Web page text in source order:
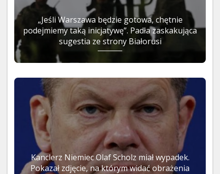
„Jeśli Warszawa będzie gotowa, chętnie
podejmiemy taką inicjatywę”. Padła zaskakująca
sugestia ze strony Białorusi
Kanclerz Niemiec Olaf Scholz miał wypadek.
Pokazał zdjęcie, na którym widać obrażenia